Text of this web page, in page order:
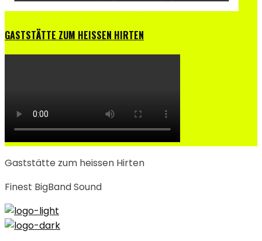
GASTSTÄTTE ZUM HEISSEN HIRTEN
Gaststätte zum heissen Hirten
Finest BigBand Sound